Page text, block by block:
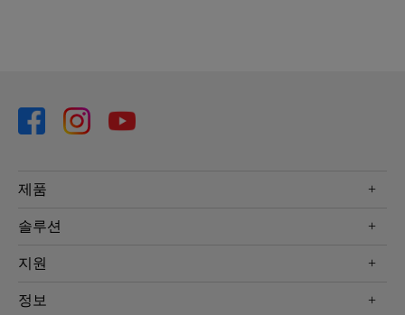
제품
프로젝터
조명
솔루션
Eye-Care 모니터
e스포츠
지원
문의
정보